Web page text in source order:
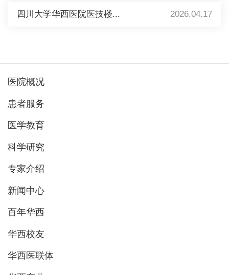
四川大学华西医院医技楼... 2026.04.17
医院概况
患者服务
医学教育
科学研究
专家介绍
新闻中心
百年华西
华西校友
华西医联体